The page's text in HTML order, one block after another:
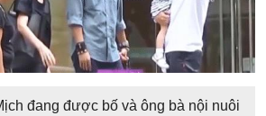
đang được bố và ông bà nội nuôi